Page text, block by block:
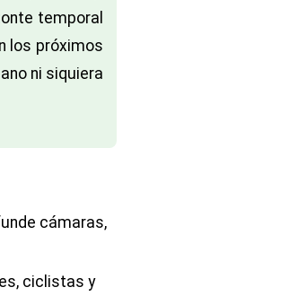
temporal
los próximos
ni siquiera
cámaras,
ciclistas y